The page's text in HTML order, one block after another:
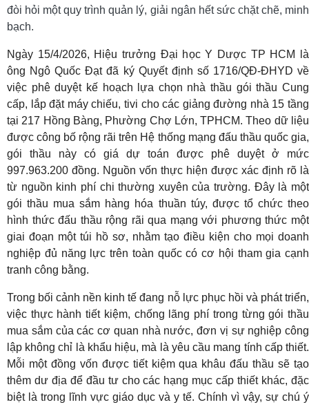
đòi hỏi một quy trình quản lý, giải ngân hết sức chặt chẽ, minh
bạch.
Ngày 15/4/2026, Hiệu trưởng Đại học Y Dược TP HCM là
ông Ngô Quốc Đạt đã ký Quyết định số 1716/QĐ-ĐHYD về
việc phê duyệt kế hoạch lựa chọn nhà thầu gói thầu Cung
cấp, lắp đặt máy chiếu, tivi cho các giảng đường nhà 15 tầng
tại 217 Hồng Bàng, Phường Chợ Lớn, TPHCM. Theo dữ liệu
được công bố rộng rãi trên Hệ thống mạng đấu thầu quốc gia,
gói thầu này có giá dự toán được phê duyệt ở mức
997.963.200 đồng. Nguồn vốn thực hiện được xác định rõ là
từ nguồn kinh phí chi thường xuyên của trường. Đây là một
gói thầu mua sắm hàng hóa thuần túy, được tổ chức theo
hình thức đấu thầu rộng rãi qua mạng với phương thức một
giai đoạn một túi hồ sơ, nhằm tạo điều kiện cho mọi doanh
nghiệp đủ năng lực trên toàn quốc có cơ hội tham gia cạnh
tranh công bằng.
Trong bối cảnh nền kinh tế đang nỗ lực phục hồi và phát triển,
việc thực hành tiết kiệm, chống lãng phí trong từng gói thầu
mua sắm của các cơ quan nhà nước, đơn vị sự nghiệp công
lập không chỉ là khẩu hiệu, mà là yêu cầu mang tính cấp thiết.
Mỗi một đồng vốn được tiết kiệm qua khâu đấu thầu sẽ tạo
thêm dư địa để đầu tư cho các hạng mục cấp thiết khác, đặc
biệt là trong lĩnh vực giáo dục và y tế. Chính vì vậy, sự chú ý